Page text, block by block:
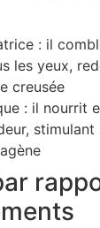
: il
les yeux,
creusée
: il nourrit